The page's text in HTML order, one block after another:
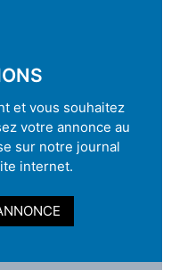
et vous souhaitez
votre annonce au
sur notre journal
internet.